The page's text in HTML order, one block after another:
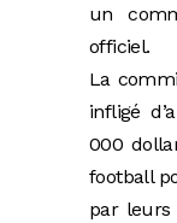
un
officiel.
La
infligé
000
football
par leurs